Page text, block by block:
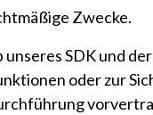
Zwecke.
SDK und
oder zur